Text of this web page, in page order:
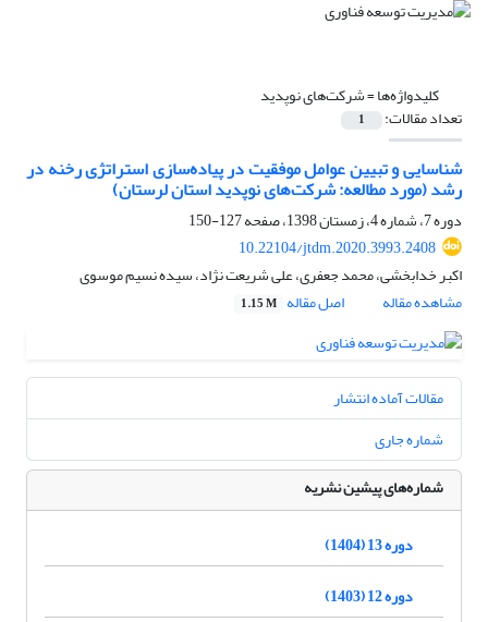
کلیدواژه‌ها =شرکت‌‌‌‌‌‌‌‌‌‌‌‌‌‌‌‌‌‌‌‌‌‌‌‌‌‌‌‌‌‌‌‌‌‌‌‌‌‌‌‌‌های‌ نوپدید
تعداد مقالات: 1
شناسایی و تبیین عوامل موفقیت در پیاده‌سازی استراتژی رخنه‌ در‌
رشد (مورد مطالعه: شرکت‌های‌ نوپدید استان‌ لرستان)
دوره 7، شماره 4، زمستان 1398، صفحه
127-150
10.22104/jtdm.2020.3993.2408
اکبر خدابخشی، محمد جعفری، علی شریعت نژاد، سیده نسیم موسوی
مشاهده مقاله
اصل مقاله 1.15 M
مقالات آماده انتشار
شماره جاری
شماره‌های پیشین نشریه
دوره 13 (1404)
دوره 12 (1403)